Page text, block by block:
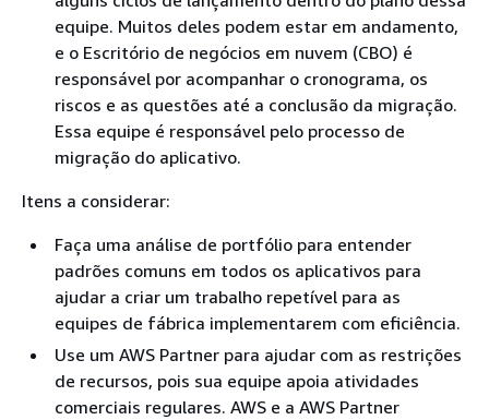
equipe. Muitos deles podem estar em andamento,
e o Escritório de negócios em nuvem (CBO) é
responsável por acompanhar o cronograma, os
riscos e as questões até a conclusão da migração.
Essa equipe é responsável pelo processo de
migração do aplicativo.
Itens a considerar:
Faça uma análise de portfólio para entender
padrões comuns em todos os aplicativos para
ajudar a criar um trabalho repetível para as
equipes de fábrica implementarem com eficiência.
Use um AWS Partner para ajudar com as restrições
de recursos, pois sua equipe apoia atividades
comerciais regulares. AWS e a AWS Partner